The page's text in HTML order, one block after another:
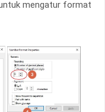
mengatur format